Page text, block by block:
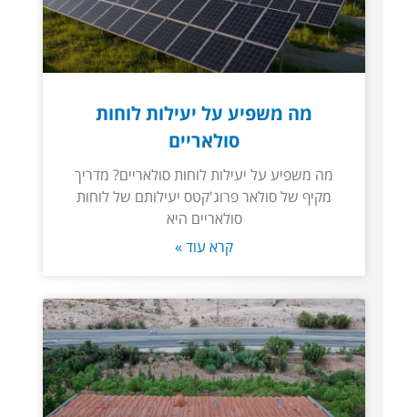
מה משפיע על יעילות לוחות
סולאריים
מה משפיע על יעילות לוחות סולאריים? מדריך
מקיף של סולאר פרוג'קטס יעילותם של לוחות
סולאריים היא
קרא עוד »